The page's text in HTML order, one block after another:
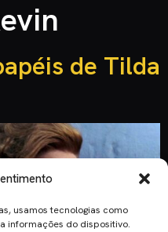
usamos tecnologias como
informações do dispositivo.
de Tilda